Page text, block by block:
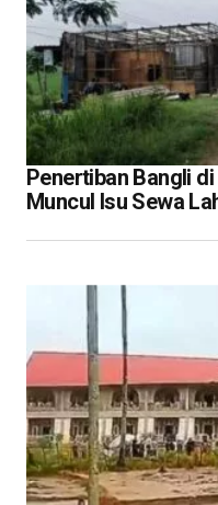
Penertiban Bangli
Muncul Isu Sewa